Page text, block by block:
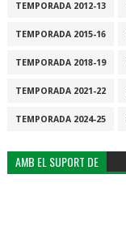
TEMPORADA 2012-13
TEMPORADA 2015-16
TEMPORADA 2018-19
TEMPORADA 2021-22
TEMPORADA 2024-25
AMB EL SUPORT DE